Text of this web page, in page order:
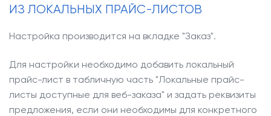
ИЗ ЛОКАЛЬНЫХ ПРАЙС-ЛИСТОВ
Настройка производится на вкладке "Заказ".
Для настройки необходимо добавить локальный
прайс-лист в табличную часть "Локальные прайс-
листы доступные для веб-заказа" и задать реквизиты
предложения, если они необходимы для конкретного